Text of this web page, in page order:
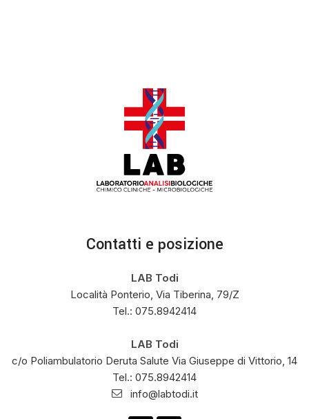
Contatti e posizione
LAB Todi
Località Ponterio, Via Tiberina, 79/Z
Tel.: 075.8942414
LAB Todi
c/o Poliambulatorio Deruta Salute Via Giuseppe di Vittorio, 14
Tel.: 075.8942414
info@labtodi.it